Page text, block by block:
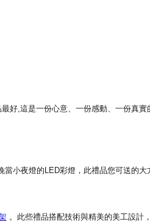
,這是一份心意、一份感動、一份真實
小夜燈的LED彩燈，此禮品您可送的
。此些禮品搭配技術與精美的美工設計